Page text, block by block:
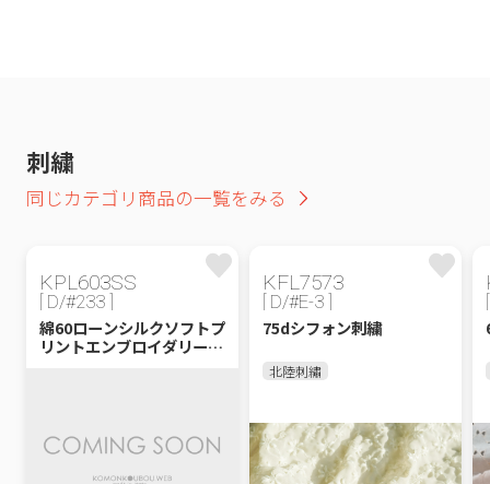
刺繍
同じカテゴリ商品の一覧をみる
KPL603SS
[ D/#233 ]
綿60ローンシルクソフトプ
リントエンブロイダリーレ
KFL7573
[ D/#E-3 ]
75dシフォン刺繍
北陸刺繡